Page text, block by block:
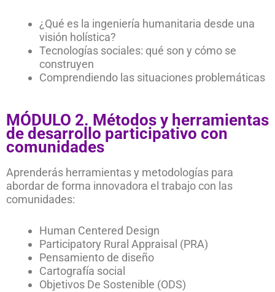
¿Qué es la ingeniería humanitaria desde una
visión holística?
Tecnologías sociales: qué son y cómo se
construyen
Comprendiendo las situaciones problemáticas
MÓDULO 2. Métodos y herramientas
de desarrollo participativo con
comunidades
Aprenderás herramientas y metodologías para
abordar de forma innovadora el trabajo con las
comunidades:
Human Centered Design
Participatory Rural Appraisal (PRA)
Pensamiento de diseño
Cartografía social
Objetivos De Sostenible (ODS)